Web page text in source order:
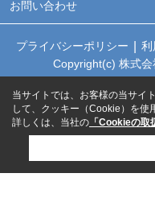
お問い合わせ
プライバシーポリシー 利
Copyright(c) 株式
当サイトでは、お客様の当サイ
して、クッキー（Cookie）を使
詳しくは、当社の 「Cookieの取